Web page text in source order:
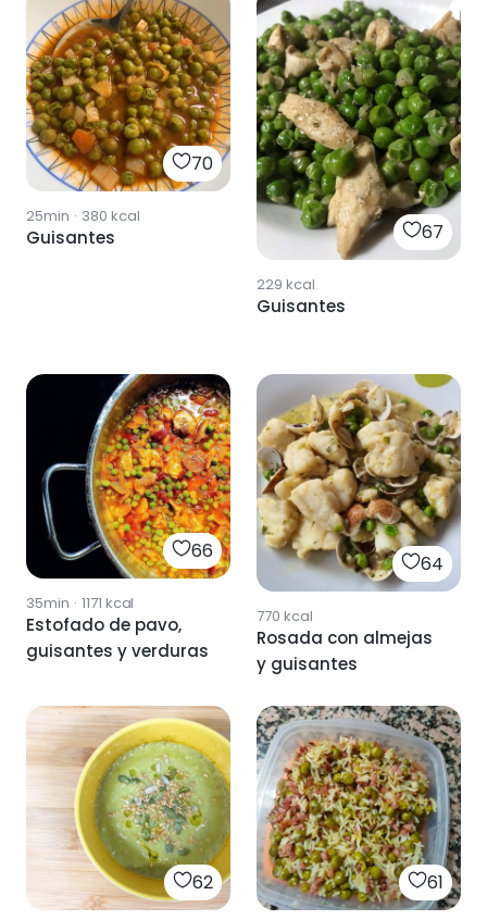
70
25min · 380 kcal
Guisantes 67
229 kcal
Guisantes
66
35min · 1171 kcal
Estofado de pavo,
guisantes y verduras
64
770 kcal
Rosada con almejas
y guisantes
62 61